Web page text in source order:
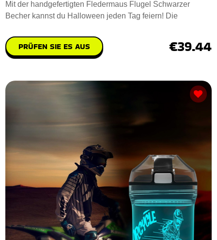
Mit der handgefertigten Fledermaus Flugel Schwarzer
Becher kannst du Halloween jeden Tag feiern! Die
PRÜFEN SIE ES AUS €39.44